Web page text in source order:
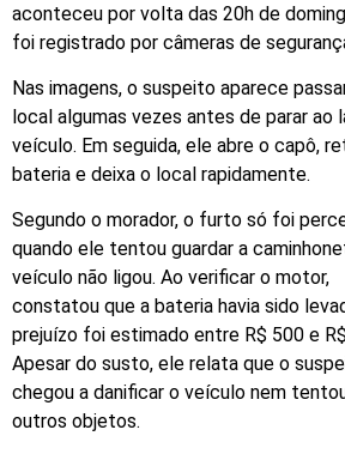
aconteceu por volta das 20h de
foi registrado por câmeras de
Nas imagens, o suspeito aparece
local algumas vezes antes de parar ao
veículo. Em seguida, ele abre o capô,
bateria e deixa o local rapidamente.
Segundo o morador, o furto só foi
quando ele tentou guardar a
veículo não ligou. Ao verificar o motor,
constatou que a bateria havia sido
prejuízo foi estimado entre R$ 500 e
Apesar do susto, ele relata que o
chegou a danificar o veículo nem
outros objetos.